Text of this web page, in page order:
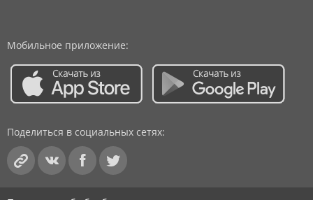
Мобильное приложение:
Поделиться в социальных сетях: